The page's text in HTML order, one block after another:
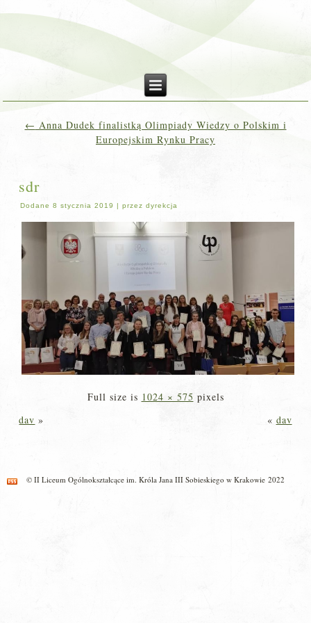
← Anna Dudek finalistką Olimpiady Wiedzy o Polskim i
Europejskim Rynku Pracy
sdr
Dodane 8 stycznia 2019 |przez dyrekcja
Full size is 1024 × 575 pixels
dav » « dav
© II Liceum Ogólnokształcące im. Króla Jana III Sobieskiego w Krakowie 2022